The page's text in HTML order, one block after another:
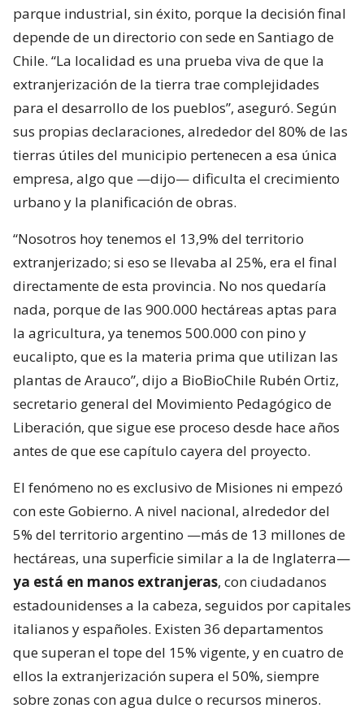
parque industrial, sin éxito, porque la decisión final
depende de un directorio con sede en Santiago de
Chile. “La localidad es una prueba viva de que la
extranjerización de la tierra trae complejidades
para el desarrollo de los pueblos”, aseguró. Según
sus propias declaraciones, alrededor del 80% de las
tierras útiles del municipio pertenecen a esa única
empresa, algo que —dijo— dificulta el crecimiento
urbano y la planificación de obras.
“Nosotros hoy tenemos el 13,9% del territorio
extranjerizado; si eso se llevaba al 25%, era el final
directamente de esta provincia. No nos quedaría
nada, porque de las 900.000 hectáreas aptas para
la agricultura, ya tenemos 500.000 con pino y
eucalipto, que es la materia prima que utilizan las
plantas de Arauco”, dijo a BioBioChile Rubén Ortiz,
secretario general del Movimiento Pedagógico de
Liberación, que sigue ese proceso desde hace años
antes de que ese capítulo cayera del proyecto.
El fenómeno no es exclusivo de Misiones ni empezó
con este Gobierno. A nivel nacional, alrededor del
5% del territorio argentino —más de 13 millones de
hectáreas, una superficie similar a la de Inglaterra—
ya está en manos extranjeras, con ciudadanos
estadounidenses a la cabeza, seguidos por capitales
italianos y españoles. Existen 36 departamentos
que superan el tope del 15% vigente, y en cuatro de
ellos la extranjerización supera el 50%, siempre
sobre zonas con agua dulce o recursos mineros.